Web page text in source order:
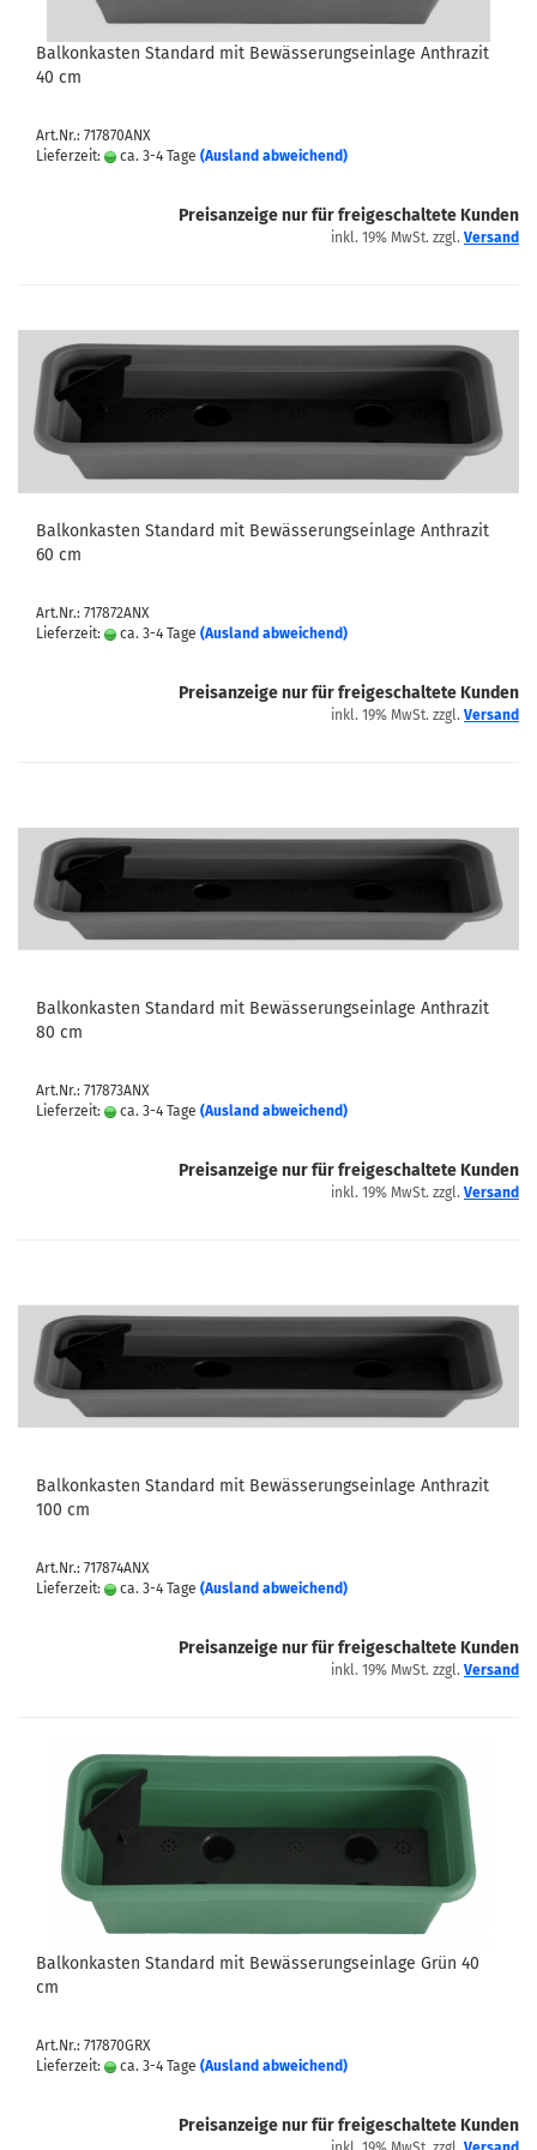
Balkonkasten Standard mit Bewässerungseinlage Anthrazit
40 cm
Art.Nr.: 717870ANX
Lieferzeit:
ca. 3-4 Tage (Ausland abweichend)
Preisanzeige nur für freigeschaltete Kunden
inkl. 19% MwSt. zzgl. Versand
Balkonkasten Standard mit Bewässerungseinlage Anthrazit
60 cm
Art.Nr.: 717872ANX
Lieferzeit:
ca. 3-4 Tage (Ausland abweichend)
Preisanzeige nur für freigeschaltete Kunden
inkl. 19% MwSt. zzgl. Versand
Balkonkasten Standard mit Bewässerungseinlage Anthrazit
80 cm
Art.Nr.: 717873ANX
Lieferzeit:
ca. 3-4 Tage (Ausland abweichend)
Preisanzeige nur für freigeschaltete Kunden
inkl. 19% MwSt. zzgl. Versand
Balkonkasten Standard mit Bewässerungseinlage Anthrazit
100 cm
Art.Nr.: 717874ANX
Lieferzeit:
ca. 3-4 Tage (Ausland abweichend)
Preisanzeige nur für freigeschaltete Kunden
inkl. 19% MwSt. zzgl. Versand
Balkonkasten Standard mit Bewässerungseinlage Grün 40
cm
Art.Nr.: 717870GRX
Lieferzeit:
ca. 3-4 Tage (Ausland abweichend)
Preisanzeige nur für freigeschaltete Kunden